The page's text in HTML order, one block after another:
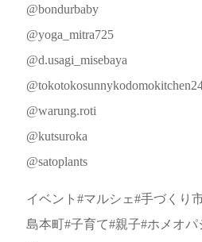
@bondurbaby
@yoga_mitra725
@d.usagi_misebaya
@warung.roti
@kutsuroka
@satoplants
イベント#マルシェ#手づくり
島本町#子育て#親子#ホメオ